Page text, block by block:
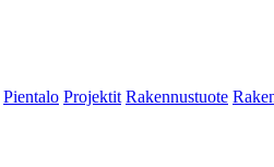
Pientalo Projektit Rakennustuote